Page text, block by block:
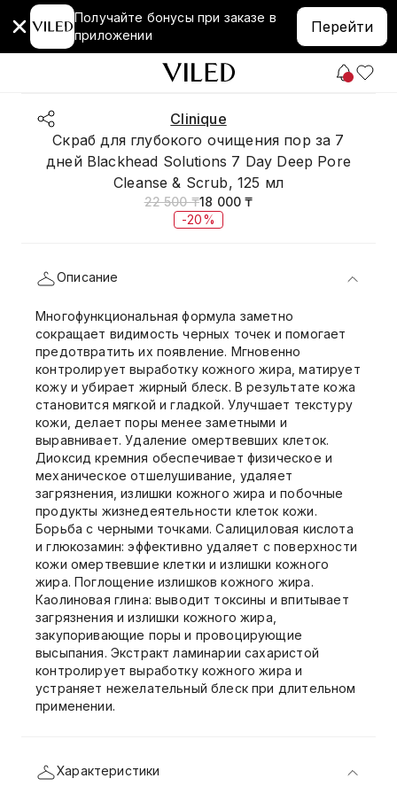
Получайте бонусы при заказе в
приложении
Перейти
Clinique
Скраб для глубокого очищения пор за 7
дней Blackhead Solutions 7 Day Deep Pore
Cleanse & Scrub, 125 мл
22 500 ₸18 000 ₸
-20%
Описание
Многофункциональная формула заметно
сокращает видимость черных точек и помогает
предотвратить их появление. Мгновенно
контролирует выработку кожного жира, матирует
кожу и убирает жирный блеск. В результате кожа
становится мягкой и гладкой. Улучшает текстуру
кожи, делает поры менее заметными и
выравнивает. Удаление омертвевших клеток.
Диоксид кремния обеспечивает физическое и
механическое отшелушивание, удаляет
загрязнения, излишки кожного жира и побочные
продукты жизнедеятельности клеток кожи.
Борьба с черными точками. Салициловая кислота
и глюкозамин: эффективно удаляет с поверхности
кожи омертвевшие клетки и излишки кожного
жира. Поглощение излишков кожного жира.
Каолиновая глина: выводит токсины и впитывает
загрязнения и излишки кожного жира,
закупоривающие поры и провоцирующие
высыпания. Экстракт ламинарии сахаристой
контролирует выработку кожного жира и
устраняет нежелательный блеск при длительном
применении.
Характеристики